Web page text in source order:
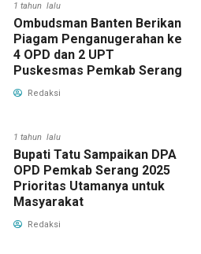
1 tahun lalu
Ombudsman Banten Berikan
Piagam Penganugerahan ke
4 OPD dan 2 UPT
Puskesmas Pemkab Serang
Redaksi
1 tahun lalu
Bupati Tatu Sampaikan DPA
OPD Pemkab Serang 2025
Prioritas Utamanya untuk
Masyarakat
Redaksi